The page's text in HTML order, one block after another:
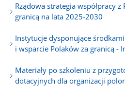
Rządowa strategia współpracy
granicą na lata 2025-2030
Instytucje dysponujące
i wsparcie Polaków za granicą -
Materiały po szkoleniu z
dotacyjnych dla organizacji